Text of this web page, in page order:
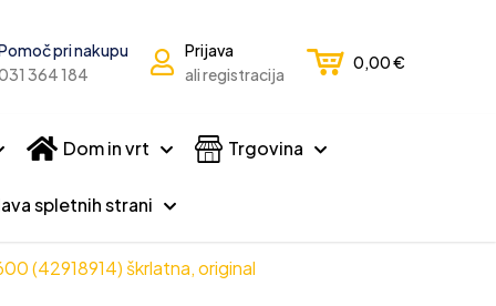
pri nakupu
364 184
Prijava
ali registracija
0,00€
Dom in vrt Trgovina
spletnih strani
(42918914) škrlatna, original